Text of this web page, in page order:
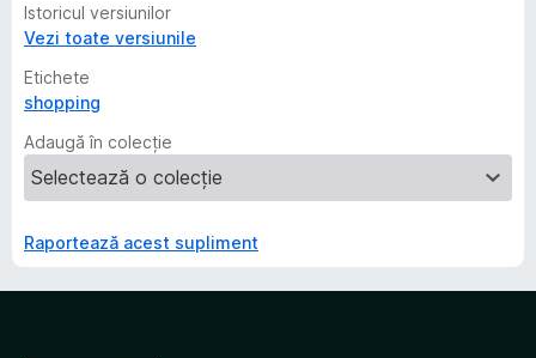
Istoricul versiunilor
Vezi toate versiunile
Etichete
shopping
Adaugă în colecție
Raportează acest supliment